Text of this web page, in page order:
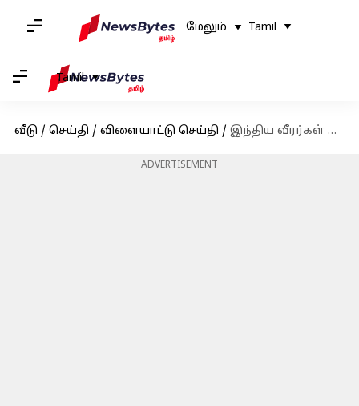
மேலும் Tamil
Tamil
வீடு / செய்தி / விளையாட்டு செய்தி / இந்திய வீரர்கள் அதிர்ச்சித் தோல்வி! சுதிர்மான் கோப்பையில் இருந்து வெளியேறியது!
ADVERTISEMENT